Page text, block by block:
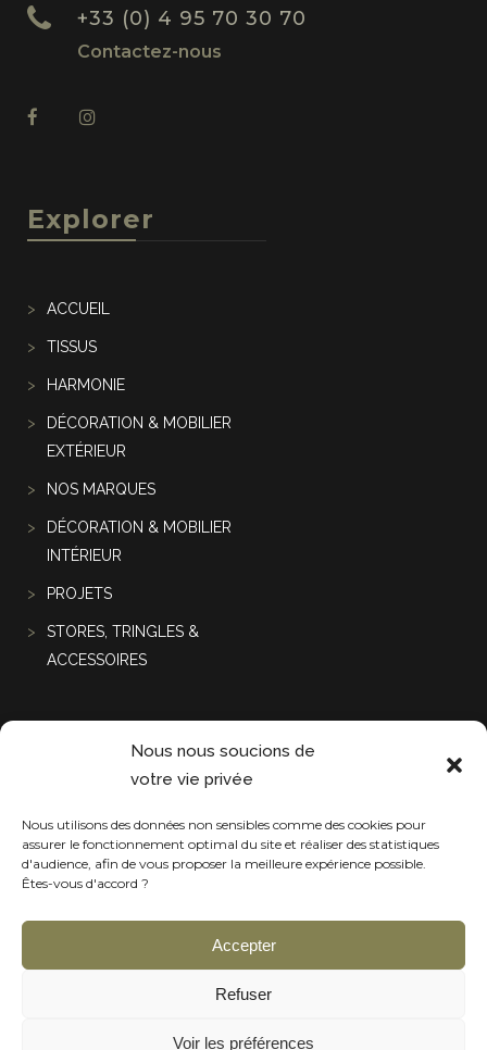
Nous nous soucions de
votre vie privée
Nous utilisons des données non sensibles comme des cookies pour
assurer le fonctionnement optimal du site et réaliser des statistiques
d'audience, afin de vous proposer la meilleure expérience possible.
Êtes-vous d'accord ?
Accepter
Refuser
Voir les préférences
+33 (0) 4 95 70 30 70
Contactez-nous
Explorer
ACCUEIL
TISSUS
HARMONIE
DÉCORATION & MOBILIER
EXTÉRIEUR
NOS MARQUES
DÉCORATION & MOBILIER
INTÉRIEUR
PROJETS
STORES, TRINGLES &
ACCESSOIRES
Projets récentes